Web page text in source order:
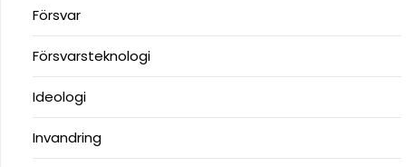
Försvar
Försvarsteknologi
Ideologi
Invandring